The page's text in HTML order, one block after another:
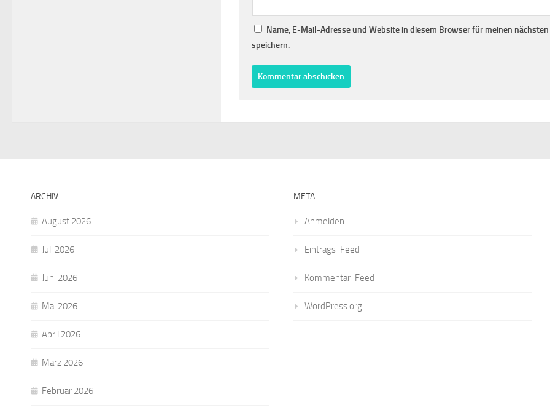
Name, E-Mail-Adresse und Website in diesem Browser für meinen
speichern.
ARCHIV
August 2026
Juli 2026
Juni 2026
Mai 2026
April 2026
März 2026
Februar 2026
META
Anmelden
Eintrags-Feed
Kommentar-Feed
WordPress.org